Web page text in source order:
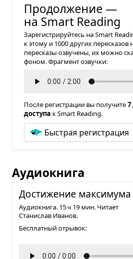
Продолжение —
на Smart Reading
Зарегистрируйтесь на Smart
к этому и 1000 других
пересказы озвучены, их можно
фоном. Фрагмент озвучки:
После регистрации вы получите7
доступа к Smart Reading.
Быстрая регистрация
Аудиокнига
Дости­же­ние мак­си­мума
Аудиокнига. 15 ч 19 мин. Читает
Станислав Иванов.
Бесплатный отрывок: